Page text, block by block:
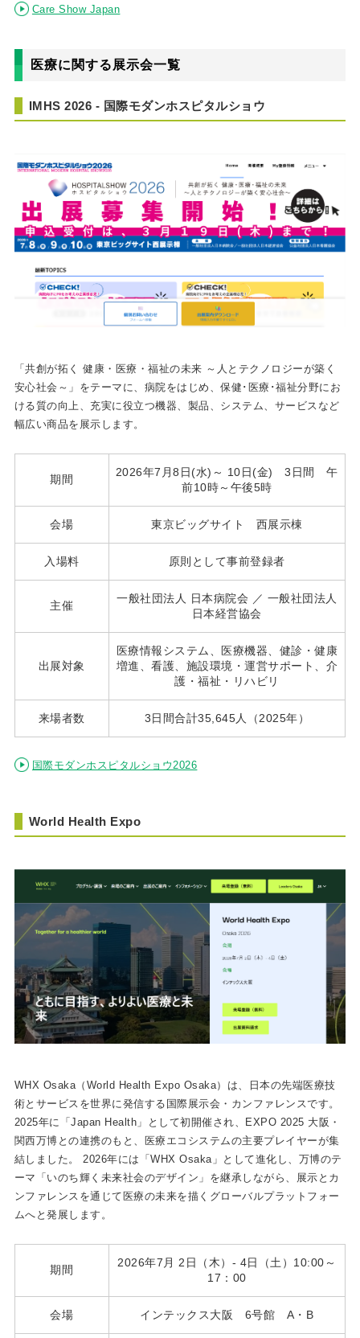
Care Show Japan
医療に関する展示会一覧
IMHS 2026 - 国際モダンホスピタルショウ
「共創が拓く 健康・医療・福祉の未来 ～人とテクノロジーが築く
安心社会～」をテーマに、病院をはじめ、保健･医療･福祉分野にお
ける質の向上、充実に役立つ機器、製品、システム、サービスなど
幅広い商品を展示します。
期間
2026年7月8日(水)～ 10日(金) 3日間 午
前10時～午後5時
会場 東京ビッグサイト 西展示棟
入場料 原則として事前登録者
主催
一般社団法人 日本病院会 ／ 一般社団法人
日本経営協会
出展対象
医療情報システム、医療機器、健診・健康
増進、看護、施設環境・運営サポート、介
護・福祉・リハビリ
来場者数 3日間合計35,645人（2025年）
国際モダンホスピタルショウ2026
World Health Expo
WHX Osaka（World Health Expo Osaka）は、日本の先端医療技
術とサービスを世界に発信する国際展示会・カンファレンスです。
2025年に「Japan Health」として初開催され、EXPO 2025 大阪・
関西万博との連携のもと、医療エコシステムの主要プレイヤーが集
結しました。 2026年には「WHX Osaka」として進化し、万博のテ
ーマ「いのち輝く未来社会のデザイン」を継承しながら、展示とカ
ンファレンスを通じて医療の未来を描くグローバルプラットフォー
ムへと発展します。
期間
2026年7月 2日（木）- 4日（土）10:00～
17：00
会場 インテックス大阪 6号館 A・B